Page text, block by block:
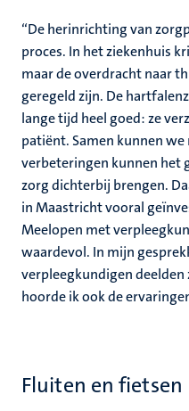
“De herinrichting van
proces. In het ziekenhuis
maar de overdracht naar
geregeld zijn. De
lange tijd heel goed: ze
patiënt. Samen kunnen
verbeteringen kunnen het
zorg dichterbij brengen.
in Maastricht vooral
Meelopen met
waardevol. In mijn
verpleegkundigen deelden
hoorde ik ook de
Fluiten en fietsen